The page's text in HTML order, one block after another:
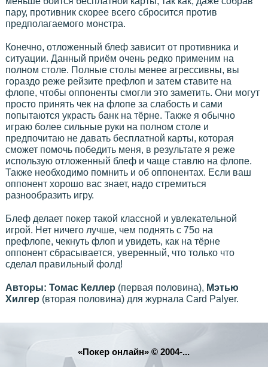
пару, противник скорее всего сбросится против
предполагаемого монстра.
Конечно, отложенный блеф зависит от противника и
ситуации. Данный приём очень редко применим на
полном столе. Полные столы менее агрессивны, вы
гораздо реже рейзите префлоп и затем ставите на
флопе, чтобы оппоненты смогли это заметить. Они могут
просто принять чек на флопе за слабость и сами
попытаются украсть банк на тёрне. Также я обычно
играю более сильные руки на полном столе и
предпочитаю не давать бесплатной карты, которая
сможет помочь победить меня, в результате я реже
использую отложенный блеф и чаще ставлю на флопе.
Также необходимо помнить и об оппонентах. Если ваш
оппонент хорошо вас знает, надо стремиться
разнообразить игру.
Блеф делает покер такой классной и увлекательной
игрой. Нет ничего лучше, чем поднять с 75о на
префлопе, чекнуть флоп и увидеть, как на тёрне
оппонент сбрасывается, уверенный, что только что
сделал правильный фолд!
Авторы: Томас Келлер (первая половина), Мэтью
Хилгер (вторая половина) для журнала Card Palyer.
«Покер онлайн» © 2004-...